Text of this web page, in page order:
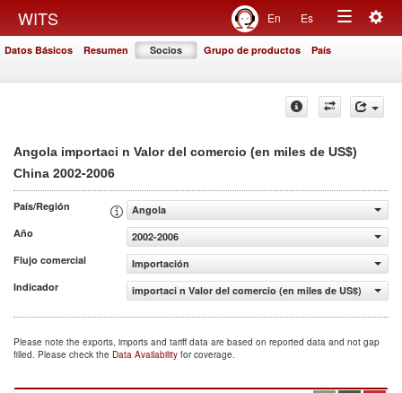
WITS En Es
Toggle
Datos Básicos Resumen Socios Grupo de productos País
Angola importaci n Valor del comercio (en miles de US$)
China 2002-2006
País/Región
Angola
Año
2002-2006
Flujo comercial
Importación
Indicador
importaci n Valor del comercio (en miles de US$)
Please note the exports, imports and tariff data are based on reported data and not gap
filled. Please check the Data Availability for coverage.